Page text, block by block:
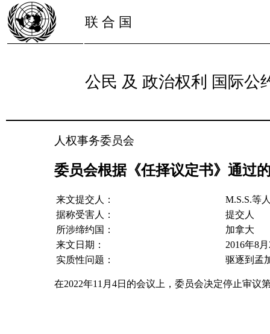
联 合 国
公民 及 政治权利 国际公
人权事务委员会
委员会根据《任择议定书》通过
来文提交人：
M.S.S.等
据称受害人：
提交人
所涉缔约国：
加拿大
来文日期：
2016年8
实质性问题：
驱逐到孟
在2022年11月4日的会议上，委员会决定停止审议